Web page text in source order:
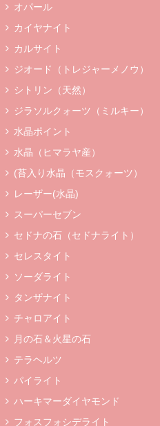
オパール
カイヤナイト
カルサイト
ジオード（トレジャーメノウ）
シトリン（天然）
ジラソルクォーツ（ミルキー）
水晶ポイント
水晶（ヒマラヤ産）
(苔入り水晶（モスクォーツ）
レーザー(水晶)
スーパーセブン
セドナの石（セドナライト）
セレスタイト
ソーダライト
タンザナイト
チャロアイト
月の石＆火星の石
テラヘルツ
パイライト
ハーキマーダイヤモンド
フォスフォシデライト